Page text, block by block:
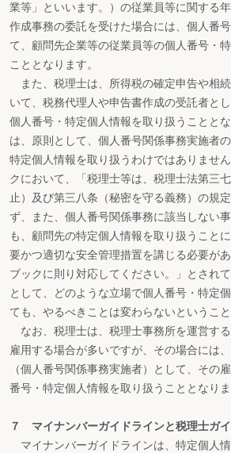
業等」といいます。）の従業員等に関する
作成事務の委託を受けた場合には、個人番
て、顧問先企業等の従業員等の個人番号・
こととなります。
また、税理士は、所得税の確定申告や相
いて、税務代理人や申告書作成の受託者と
個人番号・特定個人情報を取り扱うことと
は、原則として、個人番号関係事務実施者
特定個人情報を取り扱うわけではありませ
クにおいて、「税理士等は、税理士法第三
止）及び第三八条（秘密を守る義務）の規
ず、また、個人番号関係事務に該当しない
も、顧問先の特定個人情報を取り扱うこと
要かつ適切な安全管理措置を講じる必要が
ブックに則り対応してください。」とされ
として、どのような立場で個人番号・特定
ても、やるべきことは変わらないということ
なお、税理士は、税理士事務所を運営す
雇用する場合が多いですが、その場合には
（個人番号関係事務実施者）として、その
番号・特定個人情報を取り扱うこととなりま
７ マイナンバーガイドラインと税理士ガ
マイナンバーガイドラインは、特定個人